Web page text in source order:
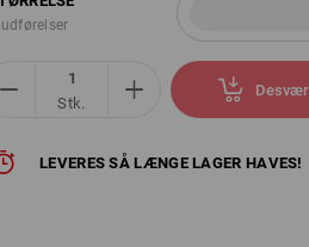
Stk.
LEVERES SÅ LÆNGE LAGER HAVES!